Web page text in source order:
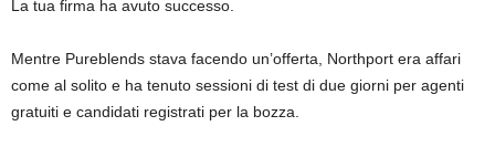
La tua firma ha avuto successo.
Mentre Pureblends stava facendo un’offerta, Northport era affari
come al solito e ha tenuto sessioni di test di due giorni per agenti
gratuiti e candidati registrati per la bozza.